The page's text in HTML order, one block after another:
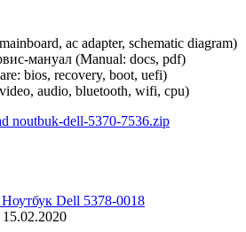
ac adapter, schematic diagram)
мануал (Manual: docs, pdf)
bios, recovery, boot, uefi)
audio, bluetooth, wifi, cpu)
noutbuk-dell-5370-7536.zip
Ноутбук Dell 5378-0018